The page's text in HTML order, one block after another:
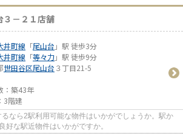
３－２１店舗
井町線 「尾山台 」駅 徒歩3分
井町線 「等々力」駅 徒歩9分
世田谷区尾山台 ３丁目21-5
：築43年
3階建
なら2駅利用可能な物件はいかがでしょうか。駅か
好な駅近物件はいかがですか。